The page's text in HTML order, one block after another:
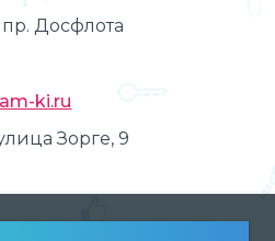
пр. Досфлота
ki.ru
Зорге, 9